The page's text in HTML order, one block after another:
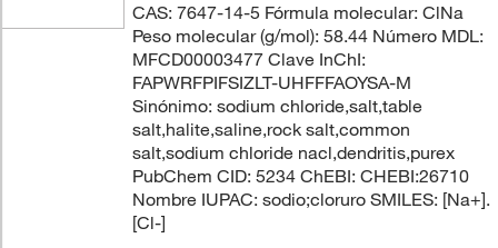
CAS: 7647-14-5 Fórmula molecular: ClNa
Peso molecular (g/mol): 58.44 Número MDL:
MFCD00003477 Clave InChI:
FAPWRFPIFSIZLT-UHFFFAOYSA-M
Sinónimo: sodium chloride,salt,table
salt,halite,saline,rock salt,common
salt,sodium chloride nacl,dendritis,purex
PubChem CID: 5234 ChEBI: CHEBI:26710
Nombre IUPAC: sodio;cloruro SMILES: [Na+].
[Cl-]